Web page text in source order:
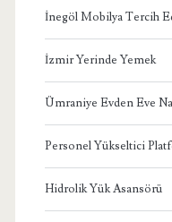
İnegöl Mobilya Tercih
İzmir Yerinde Yemek
Ümraniye Evden Eve
Personel Yükseltici
Hidrolik Yük Asansörü